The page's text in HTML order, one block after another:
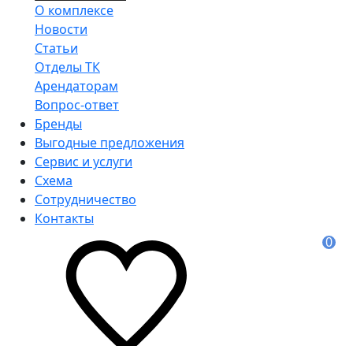
О комплексе
Новости
Статьи
Отделы ТК
Арендаторам
Вопрос-ответ
Бренды
Выгодные предложения
Сервис и услуги
Схема
Сотрудничество
Контакты
0